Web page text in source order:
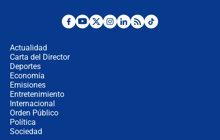
Desde dermatitis hasta infecciones:
Actualidad
Carta del Director
Deportes
Economía
Emisiones
Entretenimiento
Internacional
Orden Público
Política
Sociedad